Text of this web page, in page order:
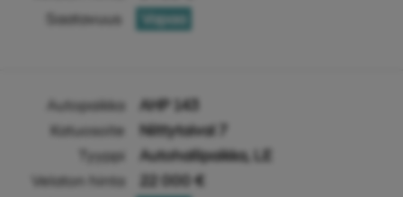
Saatavuus
Vapaa
Autopaikka
AHP 143
Katuosoite
Niittytaival 7
Tyyppi
Autohallipaikka, LE
Velaton hinta
22 000 €